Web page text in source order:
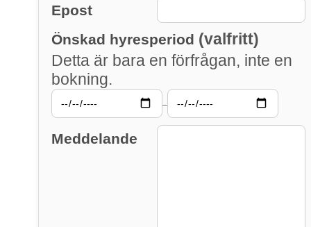
Epost
Önskad hyresperiod (valfritt)
Detta är bara en förfrågan, inte en
bokning.
–
Meddelande